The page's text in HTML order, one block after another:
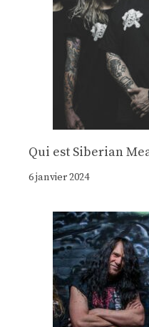
Qui est Siberian
6 janvier 2024